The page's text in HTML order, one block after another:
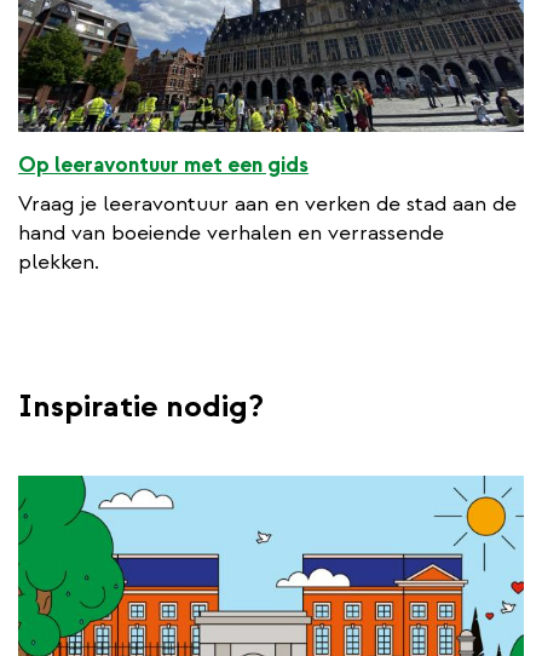
Op leeravontuur met een gids
Vraag je leeravontuur aan en verken de stad aan de
hand van boeiende verhalen en verrassende
plekken.
Inspiratie nodig?